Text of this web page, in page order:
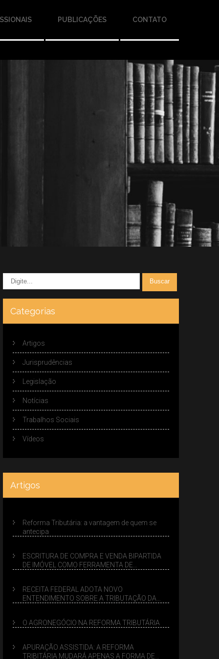
PUBLICAÇÕES CONTATO
Categorias
Artigos
Jurisprudências
Legislação
Notícias
Trabalhos Sociais
Vídeos
Artigos
Reforma Tributária: a vantagem de quem se
antecipa
ESCRITURA DE COMPRA E VENDA BIPARTIDA
DE IMÓVEL COMO FERRAMENTA DE
RECEITA FEDERAL ADOTA NOVO
ENTENDIMENTO SOBRE A TRIBUTAÇÃO DA
O AGRONEGÓCIO NA REFORMA TRIBUTÁRIA
APURAÇÃO ASSISTIDA: A REFORMA
TRIBITÁRIA MUDARÁ APENAS A FORMA DE